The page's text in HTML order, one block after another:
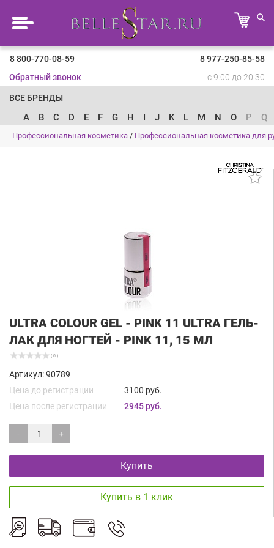
8 800-770-08-59
8 977-250-85-58
Обратный звонок
с 9:00 до 20:30
ВСЕ БРЕНДЫ
A B C D E F G H I J K L M N O P Q
Профессиональная косметика / Профессиональная косметика для
ULTRA COLOUR GEL - PINK 11 ULTRA ГЕЛЬ-
ЛАК ДЛЯ НОГТЕЙ - PINK 11, 15 МЛ
( 0 )
Артикул: 90789
Цена до регистрации
3100 руб.
Цена после регистрации
2945 руб.
- +
Купить
Купить в 1 клик